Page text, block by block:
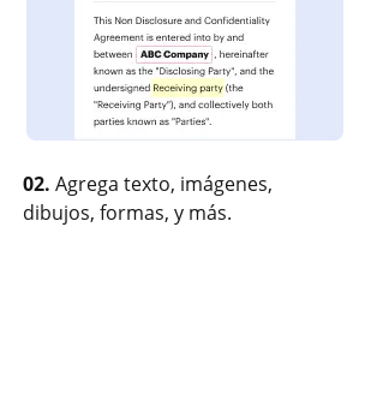
02. Agrega texto, imágenes,
dibujos, formas, y más.